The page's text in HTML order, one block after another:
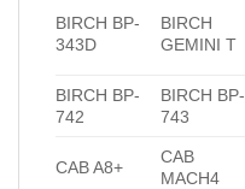
BIRCH BP-
343D
BIRCH
GEMINI T
BIRCH BP-
742
BIRCH BP-
743
CAB A8+
CAB
MACH4